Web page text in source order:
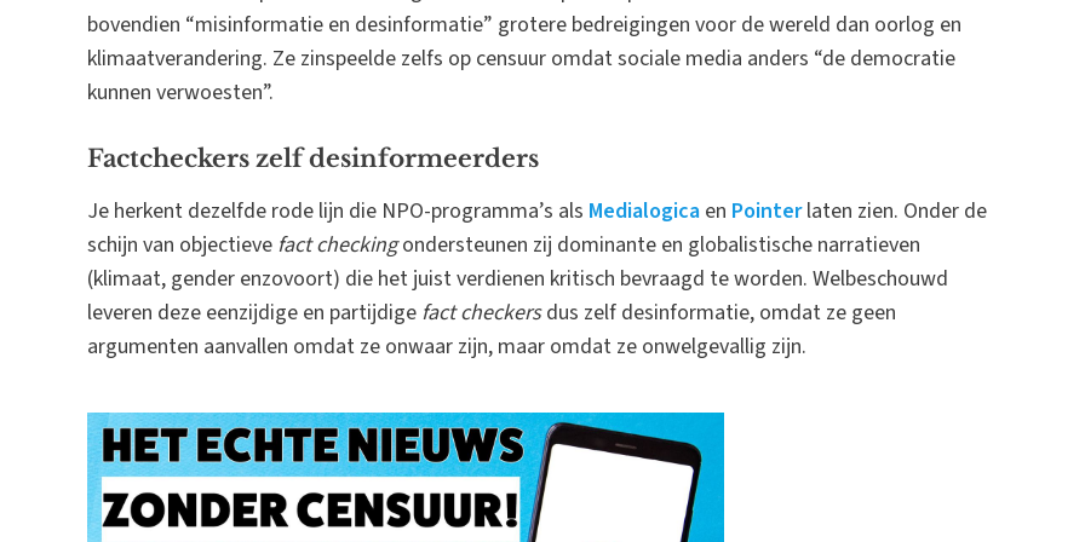
bovendien “misinformatie en desinformatie” grotere bedreigingen voor de wereld dan oorlog en
klimaatverandering. Ze zinspeelde zelfs op censuur omdat sociale media anders “de democratie
kunnen verwoesten”.
Factcheckers zelf desinformeerders
Je herkent dezelfde rode lijn die NPO-programma’s als Medialogica en Pointerlaten zien. Onder de
schijn van objectieve fact checkingondersteunen zij dominante en globalistische narratieven
(klimaat, gender enzovoort) die het juist verdienen kritisch bevraagd te worden. Welbeschouwd
leveren deze eenzijdige en partijdige fact checkersdus zelf desinformatie, omdat ze geen
argumenten aanvallen omdat ze onwaar zijn, maar omdat ze onwelgevallig zijn.